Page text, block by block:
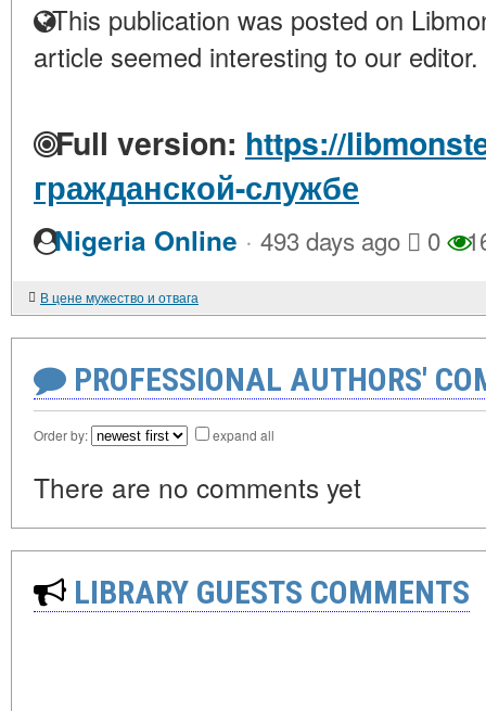
This publication was posted on
article seemed interesting to our editor.
Full version: https://
гражданской-службе
Nigeria Online · 493 days ago 0
В цене мужество и отвага
PROFESSIONAL AUTHORS'
Order by: expand all
There are no comments yet
LIBRARY GUESTS COMMENTS